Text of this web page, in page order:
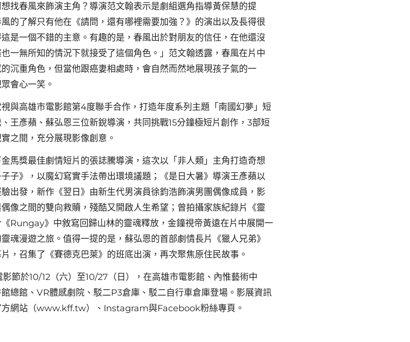
找春風來飾演主角？導演范文翰表示是劇組選角指導黃保慧的提
的了解只有他在《請問，還有哪裡需要加強？》的演出以及長得很
是一個不錯的主意。有趣的是，春風出於對朋友的信任，在他還沒
一無所知的情況下就接受了這個角色。」范文翰透露，春風在片中
沉重角色，但當他跟癌妻相處時，會自然而然地展現孩子氣的一
會心一笑。
與高雄市電影館第4度聯手合作，打造年度系列主題「南國幻夢」短
王彥蘋、蘇弘恩三位新銳導演，共同挑戰15分鐘極短片創作，3部短
之間，充分展現影像創意。
馬獎最佳劇情短片的張誌騰導演，這次以「非人類」主角打造奇想
子子》，以魔幻寫實手法帶出環境議題；《是日大暑》導演王彥蘋以
出發，新作《翌日》由新生代男演員徐鈞浩飾演男團偶像成員，影
像之間的雙向救贖，殘酷又開啟人生希望；曾拍攝家族紀錄片《靈
Rungay》中敘寫回歸山林的靈魂釋放，金鐘視帝黃遠在片中展開一
魂漫遊之旅。值得一提的是，蘇弘恩的首部劇情長片《獵人兄弟》
，召集了《賽德克巴萊》的班底出演，再次聚焦原住民故事。
節於10/12（六）至10/27（日），在高雄市電影館、內惟藝術中
總館、VR體感劇院、駁二P3倉庫、駁二自行車倉庫登場。影展資訊
方網站（www.kff.tw）、Instagram與Facebook粉絲專頁。